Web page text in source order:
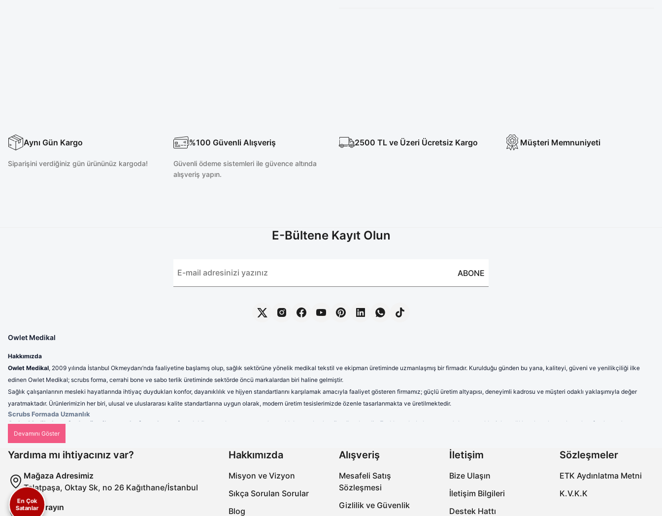
Aynı Gün Kargo
Siparişini verdiğiniz gün ürününüz kargoda!
%100 Güvenli Alışveriş
Güvenli ödeme sistemleri ile güvence altında
alışveriş yapın.
2500 TL ve Üzeri Ücretsiz Kargo Müşteri Memnuniyeti
E-Bültene Kayıt Olun
ABONE
Owlet Medikal
Hakkımızda
Owlet Medikal, 2009 yılında İstanbul Okmeydanı’nda faaliyetine başlamış olup, sağlık sektörüne yönelik medikal tekstil ve ekipman üretiminde uzmanlaşmış bir firmadır. Kurulduğu günden bu yana, kaliteyi, güveni ve yenilikçiliği ilke
edinen Owlet Medikal; scrubs forma, cerrahi bone ve sabo terlik üretiminde sektörde öncü markalardan biri haline gelmiştir.
Sağlık çalışanlarının mesleki hayatlarında ihtiyaç duydukları konfor, dayanıklılık ve hijyen standartlarını karşılamak amacıyla faaliyet gösteren firmamız; güçlü üretim altyapısı, deneyimli kadrosu ve müşteri odaklı yaklaşımıyla değer
yaratmaktadır. Ürünlerimizin her biri, ulusal ve uluslararası kalite standartlarına uygun olarak, modern üretim tesislerimizde özenle tasarlanmakta ve üretilmektedir.
Scrubs Formada Uzmanlık
Owlet Medikal tarafından üretilen scrubs formalar
; nefes alabilen, terletmeyen ve dayanıklı kumaşlardan üretilmektedir. Farklı renk, kalıp ve model seçenekleriyle sağlık çalışanlarına hem konfor hem de
profesyonel bir görünüm sunulmaktadır. Ergonomik tasarımı sayesinde uzun saatler boyunca rahat kullanım sağlayan formalarımız, aynı zamanda modern ve şık çizgileriyle sektörde fark yaratmaktadır.
Cerrahi Bonelerde Hijyen ve Rahatlık
Hijyenin en kritik unsurlardan biri olduğu sağlık sektöründe, cerrahi bonelerimiz yüksek kalite standartları gözetilerek üretilmektedir. Nefes alabilen ve ter emici kumaşlardan imal edilen ürünlerimiz, uzun süreli
kullanımlarda dahi maksimum konfor sunar. Tek renk seçeneklerinin yanı sıra, farklı desen ve tasarımlarla çeşitlendirilen cerrahi boneler, sağlık çalışanlarının kişisel tercihlerine de hitap etmektedir.
Uzun saatler boyunca ayakta çalışan sağlık personeli için ürettiğimiz sabo terlikler, ergonomik tasarımları, ortopedik taban yapıları ve kaymaz özellikleriyle öne çıkmaktadır. Ayak sağlığını koruyan, yorgunluğu
azaltan ve dayanıklılığıyla uzun ömürlü kullanım sağlayan sabo terliklerimiz, işlevselliğin yanı sıra estetik açıdan da beklentileri karşılamaktadır.
Misyonumuz
Owlet Medikal’in misyonu; sağlık çalışanlarının ihtiyaçlarına uygun, yüksek kaliteli ve güvenilir ürünler üreterek, onların meslek hayatlarında konforlu ve güvenli bir deneyim yaşamalarını sağlamaktır. Üretimin her
Yardıma mı ihtiyacınız var?
Mağaza Adresimiz
Talatpaşa, Oktay Sk, no 26 Kağıthane/İstanbul
Bizi Arayın
Hakkımızda
Misyon ve Vizyon
Sıkça Sorulan Sorular
Blog
Alışveriş
Mesafeli Satış
Sözleşmesi
Gizlilik ve Güvenlik
İletişim
Bize Ulaşın
İletişim Bilgileri
Destek Hattı
Sözleşmeler
ETK Aydınlatma Metni
K.V.K.K
En Çok
Satanlar